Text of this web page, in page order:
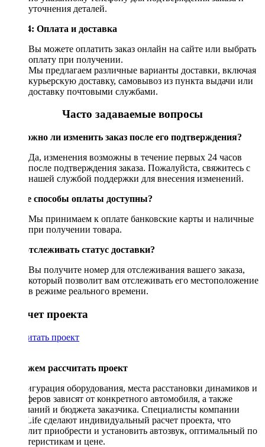
уточнения деталей.
Шаг 4: Оплата и доставка
Вы можете оплатить заказ онлайн на сайте или выбрать
оплату при получении.
Мы предлагаем различные варианты доставки, включая
курьерскую доставку, самовывоз из пункта выдачи или
доставку почтовыми службами.
Часто задаваемые вопросы
Возможно ли изменить заказ после его подтверждения?
Да, изменения возможны в течение первых 24 часов
после подтверждения заказа. Пожалуйста, свяжитесь с
нашей службой поддержки для внесения изменений.
Какие способы оплаты доступны?
Мы принимаем к оплате банковские карты и наличные
при получении товара.
Как отслеживать статус доставки?
Вы получите номер для отслеживания вашего заказа,
который позволит вам отслеживать его местоположение
в режиме реального времени.
Рассчет проекта
Рассчитать проект
Поможем рассчитать проект
Конфигурация оборудования, места расстановки динамиков и
сабвуферов зависят от конкретного автомобиля, а также
пожеланий и бюджета заказчика. Специалисты компании
DriveLife сделают индивидуальный расчет проекта, что
позволит приобрести и установить автозвук, оптимальный по
характеристикам и цене.